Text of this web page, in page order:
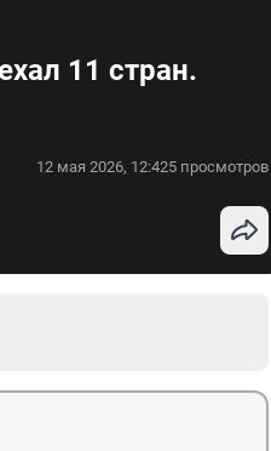
11 стран.
12 мая 2026, 12:425 просмотров